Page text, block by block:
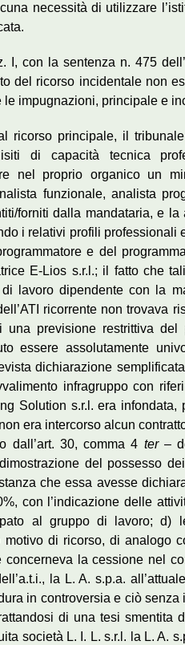
necessità di utilizzare
I, con la sentenza n. 475
del ricorso incidentale non
le impugnazioni, principale e
ricorso principale, il
di capacità tecnica
nel proprio organico un
funzionale, analista
forniti dalla mandataria, e
i relativi profili professionali
e del
E-Lios s.r.l.; il fatto che
lavoro dipendente con la
ricorrente non trovava
una previsione restrittiva
essere assolutamente
dichiarazione
infragruppo con
Solution s.r.l. era
era intercorso alcun
dall’art. 30, comma 4 ter–
del possesso
che essa avesse
con l’indicazione delle
al gruppo di lavoro; d)
di ricorso, di analogo
concerneva la cessione nel
la L. A. s.p.a.
in controversia e ciò
di una tesi smentita
società L. I. L. s.r.l. la L. A.